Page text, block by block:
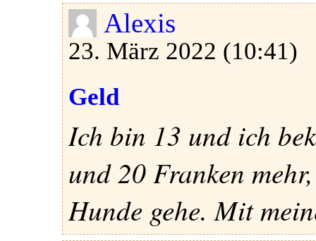
Alexis
23. März 2022 (10:41)
Geld
Ich bin 13 und ich
und 20 Franken
Hunde gehe. Mit